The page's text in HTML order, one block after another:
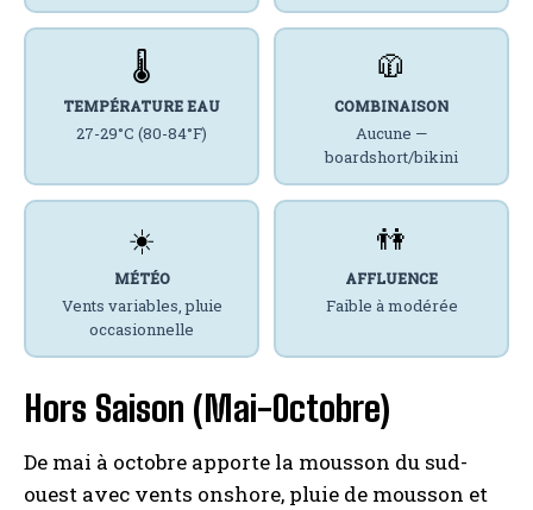
🌡️
TEMPÉRATURE EAU
27-29°C (80-84°F)
🧥
COMBINAISON
Aucune —
boardshort/bikini
☀️
MÉTÉO
Vents variables, pluie
occasionnelle
👫
AFFLUENCE
Faible à modérée
Hors Saison (Mai-Octobre)
De mai à octobre apporte la mousson du sud-
ouest avec vents onshore, pluie de mousson et